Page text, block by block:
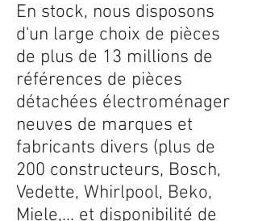
En stock, nous disposons
d'un large choix de pièces
de plus de 13 millions de
références de pièces
détachées électroménager
neuves de marques et
fabricants divers (plus de
200 constructeurs, Bosch,
Vedette, Whirlpool, Beko,
Miele,... et disponibilité de